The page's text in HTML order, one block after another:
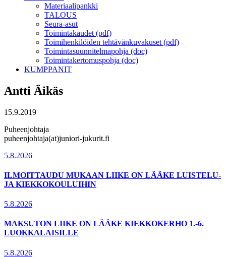
Materiaalipankki
TALOUS
Seura-asut
Toimintakaudet (pdf)
Toimihenkilöiden tehtävänkuvakuset (pdf)
Toimintasuunnitelmapohja (doc)
Toimintakertomuspohja (doc)
KUMPPANIT
Antti Äikäs
15.9.2019
Puheenjohtaja
puheenjohtaja(at)juniori-jukurit.fi
5.8.2026
ILMOITTAUDU MUKAAN LIIKE ON LÄÄKE LUISTELU-
JA KIEKKOKOULUIHIN
5.8.2026
MAKSUTON LIIKE ON LÄÄKE KIEKKOKERHO 1.-6.
LUOKKALAISILLE
5.8.2026